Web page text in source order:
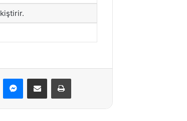
Messenger
E-Posta ile paylaş Yazdır